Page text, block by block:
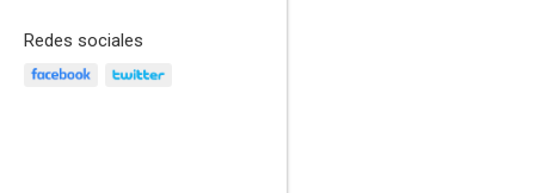
Redes sociales